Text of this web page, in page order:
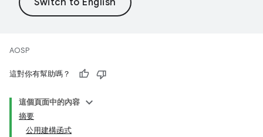
AOSP
這對你有幫助嗎？
這個頁面中的內容
摘要
公用建構函式